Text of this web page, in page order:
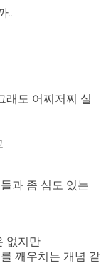
..
래도 어찌저찌 실
과 좀 심도 있는
없지만
깨우치는 개념 같